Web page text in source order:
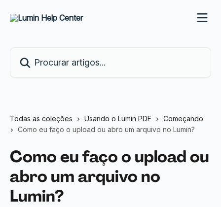
Todas as coleções Usando o Lumin PDF
Começando
Como eu faço o upload ou abro um arquivo no Lumin?
Como eu faço o upload ou
abro um arquivo no
Lumin?